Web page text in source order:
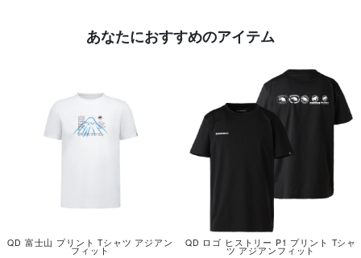
あなたにおすすめのアイテム
QD 富士山 プリント Tシャツ アジアン
フィット
QD ロゴ ヒストリー P1 プリント Tシャ
ツ アジアンフィット